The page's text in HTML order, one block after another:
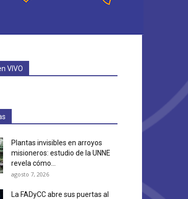
VIVO
Plantas invisibles en arroyos
misioneros: estudio de la UNNE
revela cómo...
agosto 7, 2026
La FADyCC abre sus puertas al